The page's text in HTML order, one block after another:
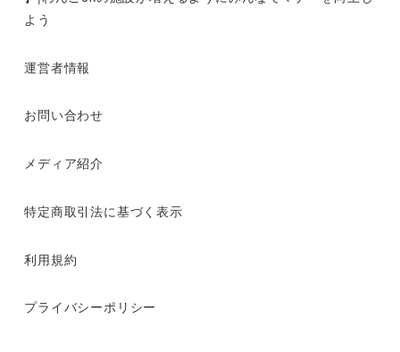
よう
運営者情報
お問い合わせ
メディア紹介
特定商取引法に基づく表示
利用規約
プライバシーポリシー